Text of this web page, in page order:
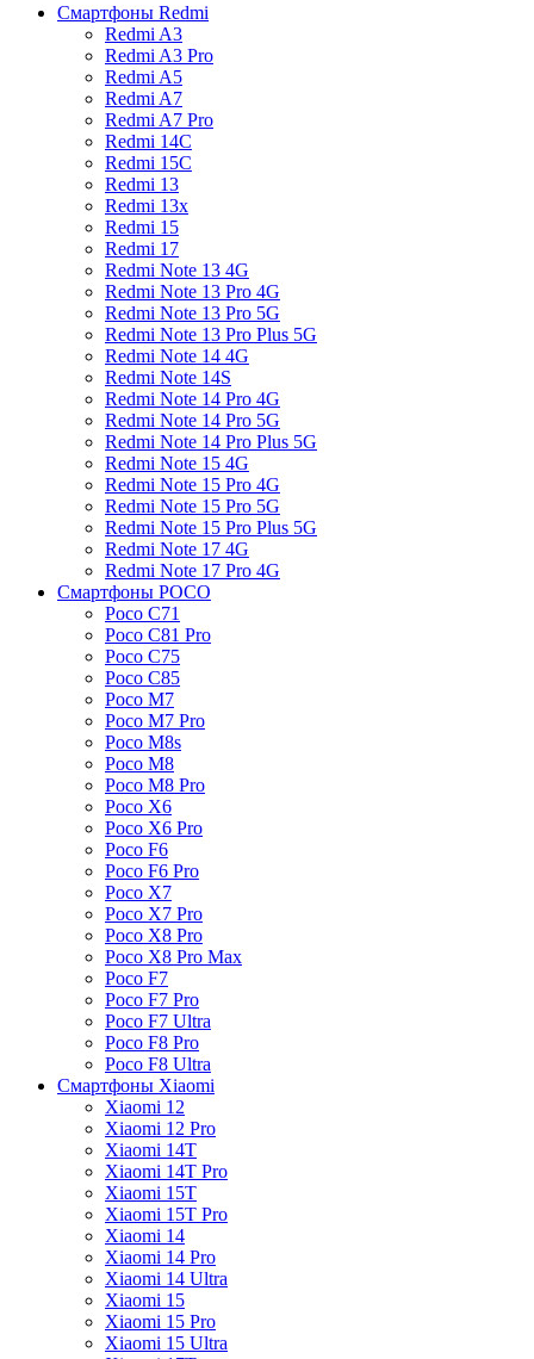
Смартфоны Redmi
Redmi A3
Redmi A3 Pro
Redmi A5
Redmi A7
Redmi A7 Pro
Redmi 14C
Redmi 15C
Redmi 13
Redmi 13x
Redmi 15
Redmi 17
Redmi Note 13 4G
Redmi Note 13 Pro 4G
Redmi Note 13 Pro 5G
Redmi Note 13 Pro Plus 5G
Redmi Note 14 4G
Redmi Note 14S
Redmi Note 14 Pro 4G
Redmi Note 14 Pro 5G
Redmi Note 14 Pro Plus 5G
Redmi Note 15 4G
Redmi Note 15 Pro 4G
Redmi Note 15 Pro 5G
Redmi Note 15 Pro Plus 5G
Redmi Note 17 4G
Redmi Note 17 Pro 4G
Смартфоны POCO
Poco C71
Poco C81 Pro
Poco C75
Poco C85
Poco M7
Poco M7 Pro
Poco M8s
Poco M8
Poco M8 Pro
Poco X6
Poco X6 Pro
Poco F6
Poco F6 Pro
Poco X7
Poco X7 Pro
Poco X8 Pro
Poco X8 Pro Max
Poco F7
Poco F7 Pro
Poco F7 Ultra
Poco F8 Pro
Poco F8 Ultra
Смартфоны Xiaomi
Xiaomi 12
Xiaomi 12 Pro
Xiaomi 14T
Xiaomi 14T Pro
Xiaomi 15T
Xiaomi 15T Pro
Xiaomi 14
Xiaomi 14 Pro
Xiaomi 14 Ultra
Xiaomi 15
Xiaomi 15 Pro
Xiaomi 15 Ultra